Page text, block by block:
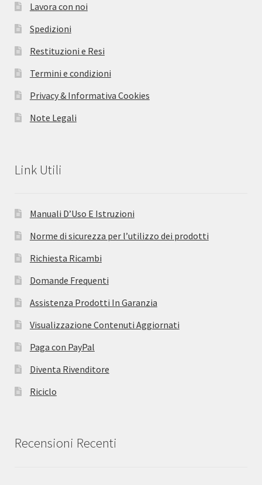
Lavora con noi
Spedizioni
Restituzioni e Resi
Termini e condizioni
Privacy & Informativa Cookies
Note Legali
Link Utili
Manuali D’Uso E Istruzioni
Norme di sicurezza per l’utilizzo dei prodotti
Richiesta Ricambi
Domande Frequenti
Assistenza Prodotti In Garanzia
Visualizzazione Contenuti Aggiornati
Paga con PayPal
Diventa Rivenditore
Riciclo
Recensioni Recenti